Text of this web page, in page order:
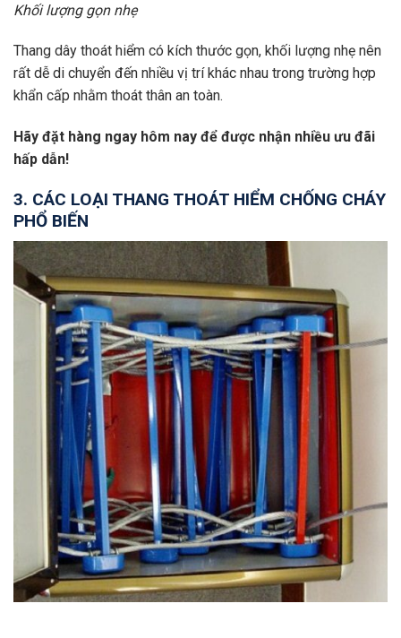
Khối lượng gọn nhẹ
Thang dây thoát hiểm có kích thước gọn, khối lượng nhẹ nên
rất dễ di chuyển đến nhiều vị trí khác nhau trong trường hợp
khẩn cấp nhằm thoát thân an toàn.
Hãy đặt hàng ngay hôm nay để được nhận nhiều ưu đãi
hấp dẫn!
3. CÁC LOẠI THANG THOÁT HIỂM CHỐNG CHÁY
PHỔ BIẾN